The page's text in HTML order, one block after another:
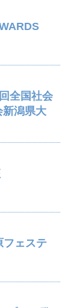
全国社会
新潟県大
フェステ